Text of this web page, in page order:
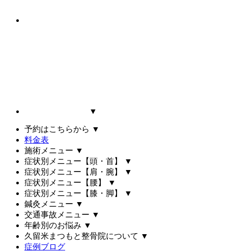
▼
予約はこちらから ▼
料金表
施術メニュー ▼
症状別メニュー【頭・首】
▼
症状別メニュー【肩・腕】
▼
症状別メニュー【腰】
▼
症状別メニュー【膝・脚】
▼
鍼灸メニュー ▼
交通事故メニュー ▼
年齢別のお悩み ▼
久留米まつもと整骨院について ▼
症例ブログ